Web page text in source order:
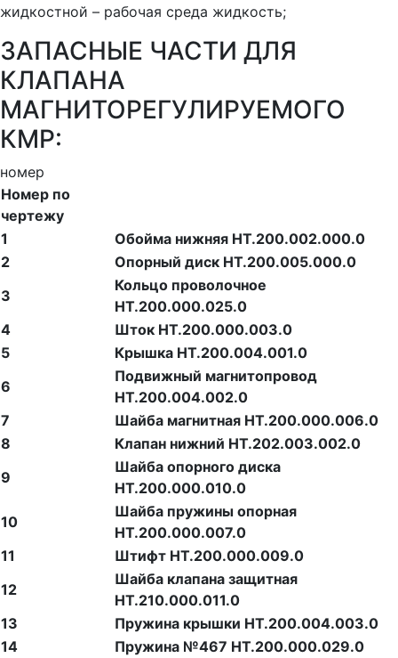
жидкостной – рабочая среда жидкость;
ЗАПАСНЫЕ ЧАСТИ ДЛЯ
КЛАПАНА
МАГНИТОРЕГУЛИРУЕМОГО
КМР:
номер
Номер по
чертежу
1
Обойма нижняя НТ.200.002.000.0
2
Опорный диск НТ.200.005.000.0
3
Кольцо проволочное
НТ.200.000.025.0
4
Шток НТ.200.000.003.0
5
Крышка НТ.200.004.001.0
6
Подвижный магнитопровод
НТ.200.004.002.0
7
Шайба магнитная НТ.200.000.006.0
8
Клапан нижний НТ.202.003.002.0
9
Шайба опорного диска
НТ.200.000.010.0
10
Шайба пружины опорная
НТ.200.000.007.0
11
Штифт НТ.200.000.009.0
12
Шайба клапана защитная
НТ.210.000.011.0
13
Пружина крышки НТ.200.004.003.0
14
Пружина №467 НТ.200.000.029.0